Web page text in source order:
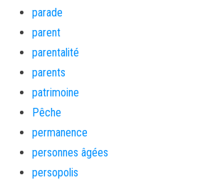
parade
parent
parentalité
parents
patrimoine
Pêche
permanence
personnes âgées
persopolis